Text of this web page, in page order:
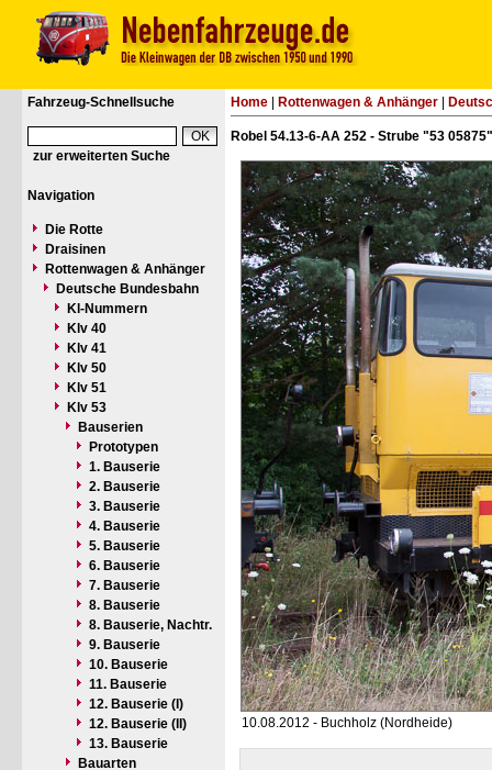
Fahrzeug-Schnellsuche
zur erweiterten Suche
Navigation
Die Rotte
Draisinen
Rottenwagen & Anhänger
Deutsche Bundesbahn
Kl-Nummern
Klv 40
Klv 41
Klv 50
Klv 51
Klv 53
Bauserien
Prototypen
1. Bauserie
2. Bauserie
3. Bauserie
4. Bauserie
5. Bauserie
6. Bauserie
7. Bauserie
8. Bauserie
8. Bauserie, Nachtr.
9. Bauserie
10. Bauserie
11. Bauserie
12. Bauserie (I)
12. Bauserie (II)
13. Bauserie
Bauarten
Home Rottenwagen & Anhänger
Robel 54.13-6-AA 252 - Strube "53 05875"
10.08.2012 - Buchholz (Nordheide)